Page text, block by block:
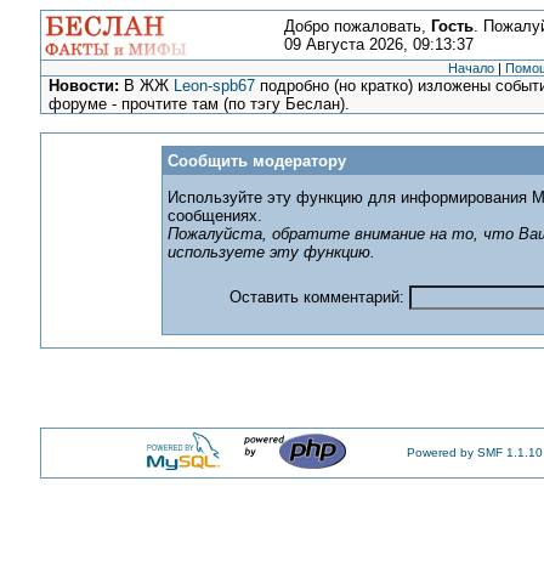
Добро пожаловать, Гость.
09 Августа 2026, 09:13:37
Начало |
Новости: В ЖЖ Leon-spb67 подробно (но кратко) изложены
форуме - прочтите там (по тэгу Беслан).
Сообщить модератору
Используйте эту функцию для информирования
сообщениях.
Пожалуйста, обратите внимание на то, что
используете эту функцию.
Оставить комментарий:
Powered by SMF 1.1.10